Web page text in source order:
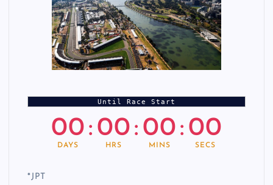
Until Race Start
00
DAYS
: 00
HRS
: 00
MINS
: 00
SECS
* JPT